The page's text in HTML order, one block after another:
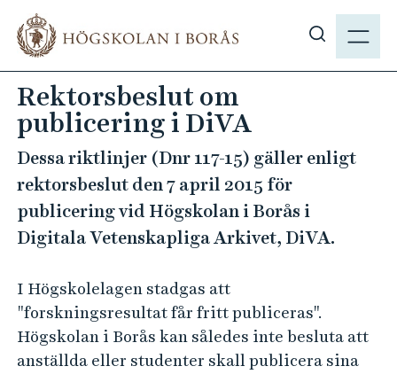
N
i
ö
p
å
.
s
e
Rektorsbeslut om
publicering i DiVA
Dessa riktlinjer (Dnr 117-15) gäller enligt
rektorsbeslut den 7 april 2015 för
publicering vid Högskolan i Borås i
Digitala Vetenskapliga Arkivet, DiVA.
I Högskolelagen stadgas att
"forskningsresultat får fritt publiceras".
Högskolan i Borås kan således inte besluta att
anställda eller studenter skall publicera sina